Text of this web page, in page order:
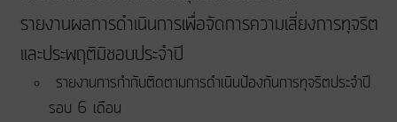
รายงานผลการดำเนินการเพื่อจัดการความเสี่ยงการทุจริต
และประพฤติมิชอบประจำปี
รายงานการกำกับติดตามการดำเนินป้องกันการทุจริตประจำปี
รอบ 6 เดือน